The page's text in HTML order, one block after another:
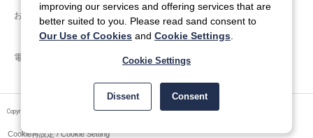
お問い合わせ
電子公告
Copyright © ITOCHU ENEX Co., Ltd. All Rights Reserved.
improving our services and offering services that are
better suited to you. Please read sand consent to
Our Use of Cookies and Cookie Settings
Cookie Settings
Dissent Consent
Cookie再設定 / Cookie Setting